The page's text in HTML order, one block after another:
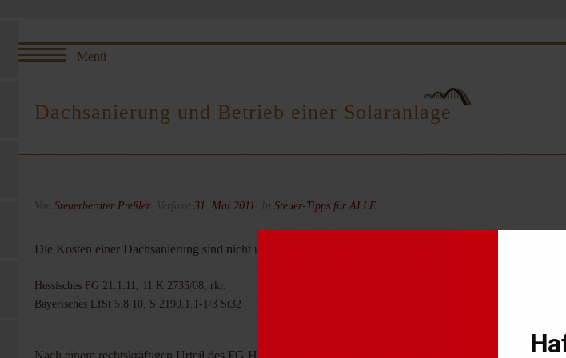
Dachsanierung und Betrieb einer Solaranlage
Von Steuerberater Preßler Verfasst 31. Mai 2011 In Steuer-Tipps für ALLE
Die Kosten einer Dachsanierung sind nicht unmittelbar durch Installation und Betrieb einer
Hessisches FG 21.1.11, 11 K 2735/08, rkr.
Bayerisches LfSt 5.8.10, S 2190.1.1-1/3 St32
Nach einem rechtskräftigen Urteil des FG Hessen ist eine Dach-Fotovoltaikanlage eine wirtschaftlich